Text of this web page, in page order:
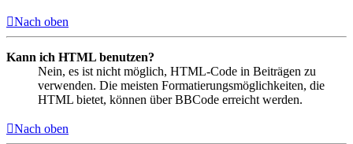
Nach oben
Kann ich HTML benutzen?
Nein, es ist nicht möglich, HTML-Code in Beiträgen zu
verwenden. Die meisten Formatierungsmöglichkeiten, die
HTML bietet, können über BBCode erreicht werden.
Nach oben